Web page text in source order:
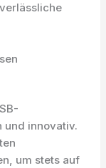
und innovativ.
um stets auf